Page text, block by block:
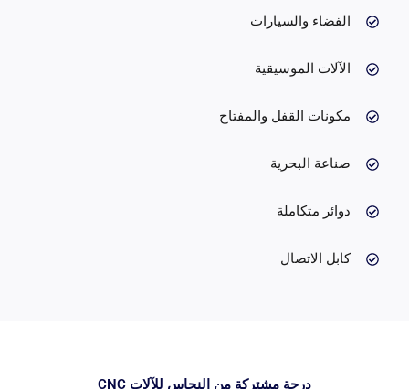
الفضاء والسيارات
الآلات الموسيقية
مكونات القفل والمفتاح
صناعة البحرية
دوائر متكاملة
كابل الاتصال
درجة مشتركة من النحاس للآلات CNC